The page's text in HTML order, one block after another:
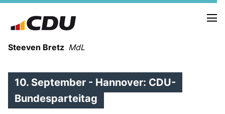
Steeven Bretz MdL
10. September - Hannover: CDU-
Bundesparteitag